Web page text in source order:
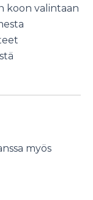
koon valintaan
myös